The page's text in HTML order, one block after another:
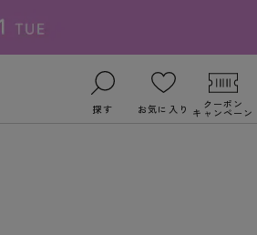
探す お気に入り クーポン
キャンペーン